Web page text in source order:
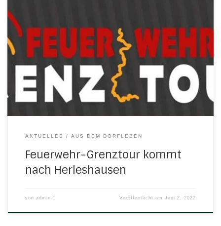
Unsere Feuerwehr-Kameraden bewerben derzeit eine
interessante Aktion, die in Kürze auch Station in
Herleshausen macht – und alles für einen guten Zweck …
Hier geht´s zur Freiwilligen Feuerwehr Herleshausen So lief
die Veranstaltung: Zum Bericht der Werra-Rundschau vom
21.6.22 Hier geht´s zum Bericht auf der Herleshäuser FFw-
Homepage
AKTUELLES AUS DEM DORFLEBEN
Feuerwehr-Grenztour kommt
nach Herleshausen
von admin-1 Veröffentlicht amJuni 2, 2022